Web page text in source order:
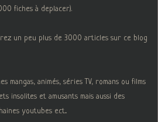
fiches à deplacer).
un peu plus de 3000 articles sur ce blog
mangas, animés, séries TV, romans ou films
insolites et amusants mais aussi des
youtubes ect...